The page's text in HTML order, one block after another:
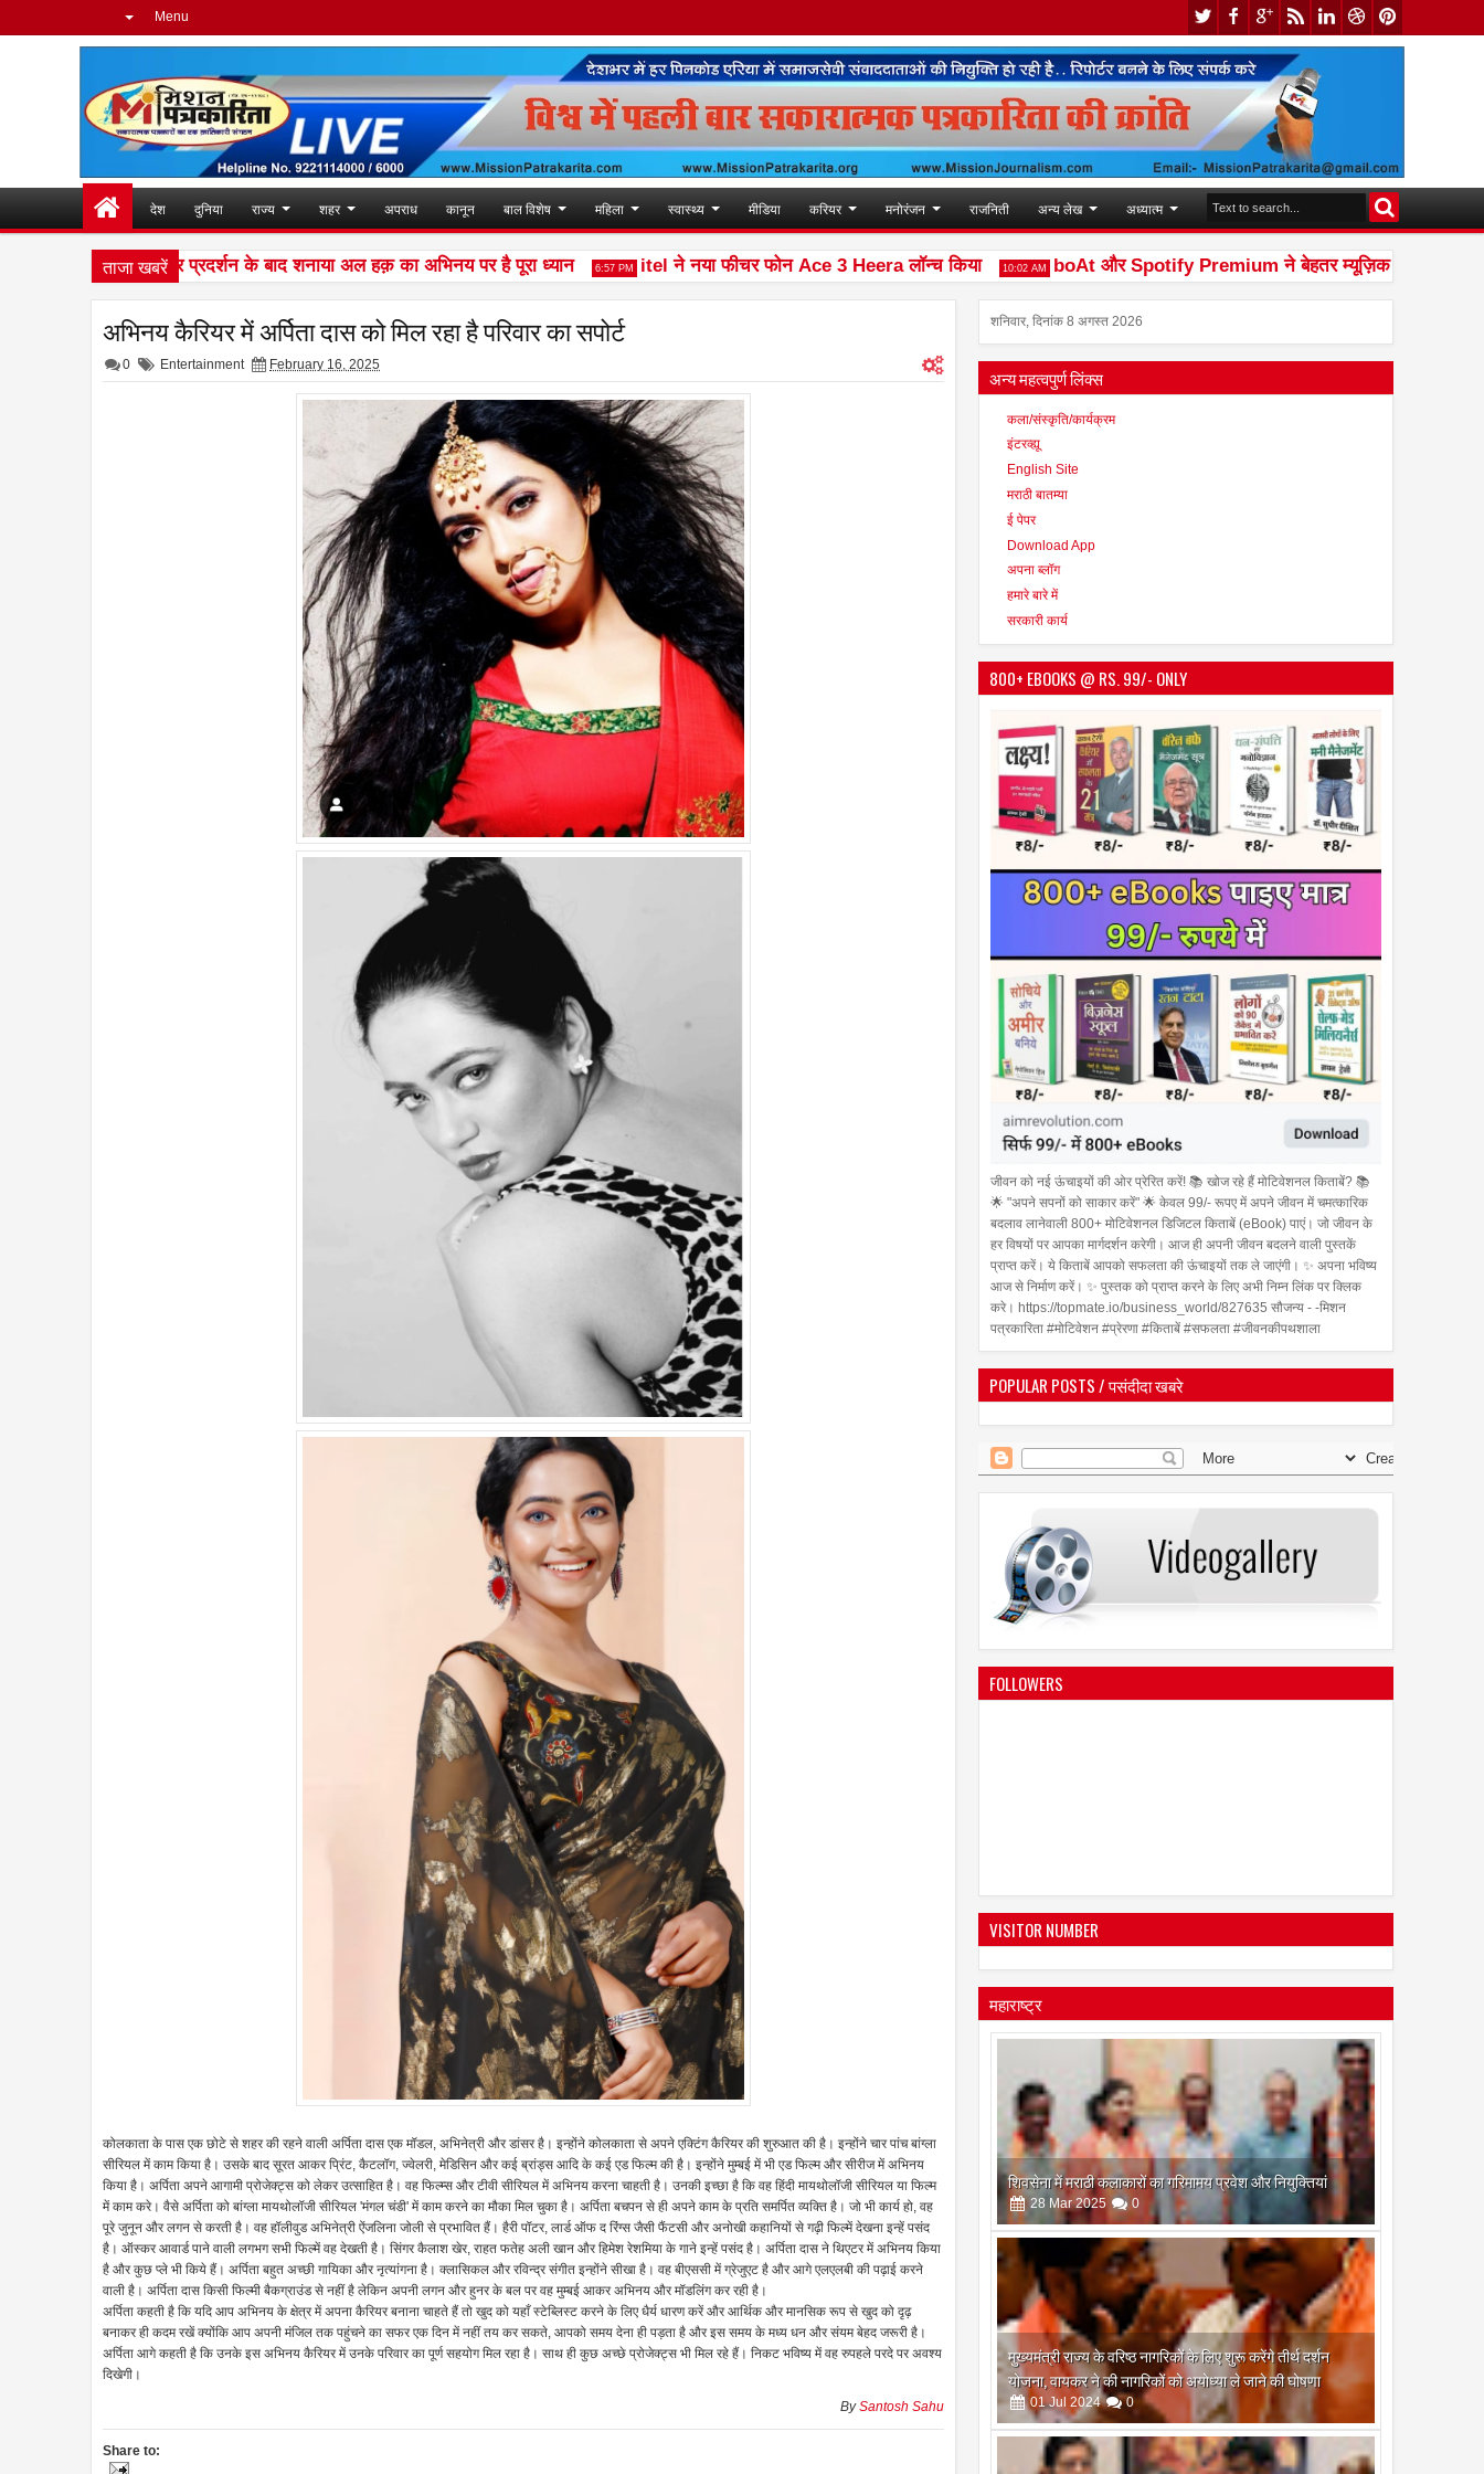
Menu
देश दुनिया राज्य शहर अपराध कानून बाल विशेष महिला स्वास्थ्य मीडिया करियर मनोरंजन राजनिती अन्य लेख अध्यात्म
ताजा खबरें
की दुनिया में शानदार प्रदर्शन के बाद शनाया अल हक़ का अभिनय पर है पूरा ध्यान 6:57 PM itel ने नया फीचर फोन Ace 3 Heera लॉन्च किया 10:02 AM boAt और Spotify Premium ने बेहतर म्यूज़िक अनुभव देने के लिए
अभिनय कैरियर में अर्पिता दास को मिल रहा है परिवार का सपोर्ट
0 Entertainment February 16, 2025
कोलकाता के पास एक छोटे से शहर की रहने वाली अर्पिता दास एक मॉडल, अभिनेत्री और डांसर है। इन्होंने कोलकाता से अपने एक्टिंग कैरियर की शुरुआत की है। इन्होंने चार पांच बांग्ला
सीरियल में काम किया है। उसके बाद सूरत आकर प्रिंट, कैटलॉग, ज्वेलरी, मेडिसिन और कई ब्रांड्स आदि के कई एड फिल्म की है। इन्होंने मुम्बई में भी एड फिल्म और सीरीज में अभिनय
किया है। अर्पिता अपने आगामी प्रोजेक्ट्स को लेकर उत्साहित है। वह फिल्म्स और टीवी सीरियल में अभिनय करना चाहती है। उनकी इच्छा है कि वह हिंदी मायथोलॉजी सीरियल या फिल्म
में काम करे। वैसे अर्पिता को बांग्ला मायथोलॉजी सीरियल 'मंगल चंडी' में काम करने का मौका मिल चुका है। अर्पिता बचपन से ही अपने काम के प्रति समर्पित व्यक्ति है। जो भी कार्य हो, वह
पूरे जुनून और लगन से करती है। वह हॉलीवुड अभिनेत्री ऐंजलिना जोली से प्रभावित हैं। हैरी पॉटर, लार्ड ऑफ द रिंग्स जैसी फैंटसी और अनोखी कहानियों से गढ़ी फिल्में देखना इन्हें पसंद
है। ऑस्कर आवार्ड पाने वाली लगभग सभी फिल्में वह देखती है। सिंगर कैलाश खेर, राहत फतेह अली खान और हिमेश रेशमिया के गाने इन्हें पसंद है। अर्पिता दास ने थिएटर में अभिनय किया
है और कुछ प्ले भी किये हैं। अर्पिता बहुत अच्छी गायिका और नृत्यांगना है। क्लासिकल और रविन्द्र संगीत इन्होंने सीखा है। वह बीएससी में ग्रेजुएट है और आगे एलएलबी की पढ़ाई करने
वाली है। अर्पिता दास किसी फिल्मी बैकग्राउंड से नहीं है लेकिन अपनी लगन और हुनर के बल पर वह मुम्बई आकर अभिनय और मॉडलिंग कर रही है।
अर्पिता कहती है कि यदि आप अभिनय के क्षेत्र में अपना कैरियर बनाना चाहते हैं तो खुद को यहाँ स्टेब्लिस्ट करने के लिए धैर्य धारण करें और आर्थिक और मानसिक रूप से खुद को दृढ़
बनाकर ही कदम रखें क्योंकि आप अपनी मंजिल तक पहुंचने का सफर एक दिन में नहीं तय कर सकते, आपको समय देना ही पड़ता है और इस समय के मध्य धन और संयम बेहद जरूरी है।
अर्पिता आगे कहती है कि उनके इस अभिनय कैरियर में उनके परिवार का पूर्ण सहयोग मिल रहा है। साथ ही कुछ अच्छे प्रोजेक्ट्स भी मिल रहे हैं। निकट भविष्य में वह रुपहले परदे पर अवश्य
दिखेगी।
BySantosh Sahu
Share to:
शनिवार, दिनांक 8 अगस्त 2026
अन्य महत्वपुर्ण लिंक्स
कला/संस्कृति/कार्यक्रम
इंटरव्ह्यू
English Site
मराठी बातम्या
ई पेपर
Download App
अपना ब्लॉग
हमारे बारे में
सरकारी कार्य
800+ EBOOKS @ RS. 99/- ONLY
जीवन को नई ऊंचाइयों की ओर प्रेरित करें! 📚 खोज रहे हैं मोटिवेशनल किताबें? 📚
🌟 "अपने सपनों को साकार करें" 🌟 केवल 99/- रूपए में अपने जीवन में चमत्कारिक
बदलाव लानेवाली 800+ मोटिवेशनल डिजिटल किताबें (eBook) पाएं। जो जीवन के
हर विषयों पर आपका मार्गदर्शन करेगी। आज ही अपनी जीवन बदलने वाली पुस्तकें
प्राप्त करें। ये किताबें आपको सफलता की ऊंचाइयों तक ले जाएंगी। ✨ अपना भविष्य
आज से निर्माण करें। ✨ पुस्तक को प्राप्त करने के लिए अभी निम्न लिंक पर क्लिक
करे। https://topmate.io/business_world/827635 सौजन्य - -मिशन
पत्रकारिता #मोटिवेशन #प्रेरणा #किताबें #सफलता #जीवनकीपथशाला
POPULAR POSTS / पसंदीदा खबरे
FOLLOWERS
VISITOR NUMBER
महाराष्ट्र
शिवसेना में मराठी कलाकारों का गरिमामय प्रवेश और नियुक्तियां
28 Mar 2025 0
मुख्यमंत्री राज्य के वरिष्ठ नागरिकों के लिए शुरू करेंगे तीर्थ दर्शन
योजना, वायकर ने की नागरिकों को अयोध्या ले जाने की घोषणा
01 Jul 2024 0